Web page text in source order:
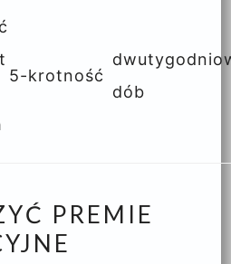
5-krotność
dób
PREMIE